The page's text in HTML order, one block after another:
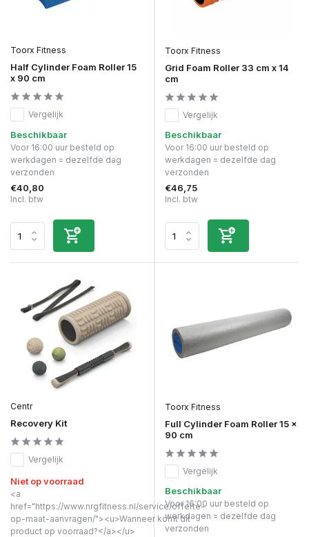
Toorx Fitness
Half Cylinder Foam Roller 15
x 90 cm
Vergelijk
Beschikbaar
Voor 16:00 uur besteld op
werkdagen = dezelfde dag
verzonden
€40,80
Incl. btw
Toorx Fitness
Grid Foam Roller 33 cm x 14
cm
Vergelijk
Beschikbaar
Voor 16:00 uur besteld op
werkdagen = dezelfde dag
verzonden
€46,75
Incl. btw
Centr
Recovery Kit
Vergelijk
Niet op voorraad
<a
href="https://www.nrgfitness.nl/service/offerte-
op-maat-aanvragen/"><u>Wanneer komt dit
product op voorraad?</a></u>
Toorx Fitness
Full Cylinder Foam Roller 15 x
90 cm
Vergelijk
Beschikbaar
Voor 16:00 uur besteld op
werkdagen = dezelfde dag
verzonden